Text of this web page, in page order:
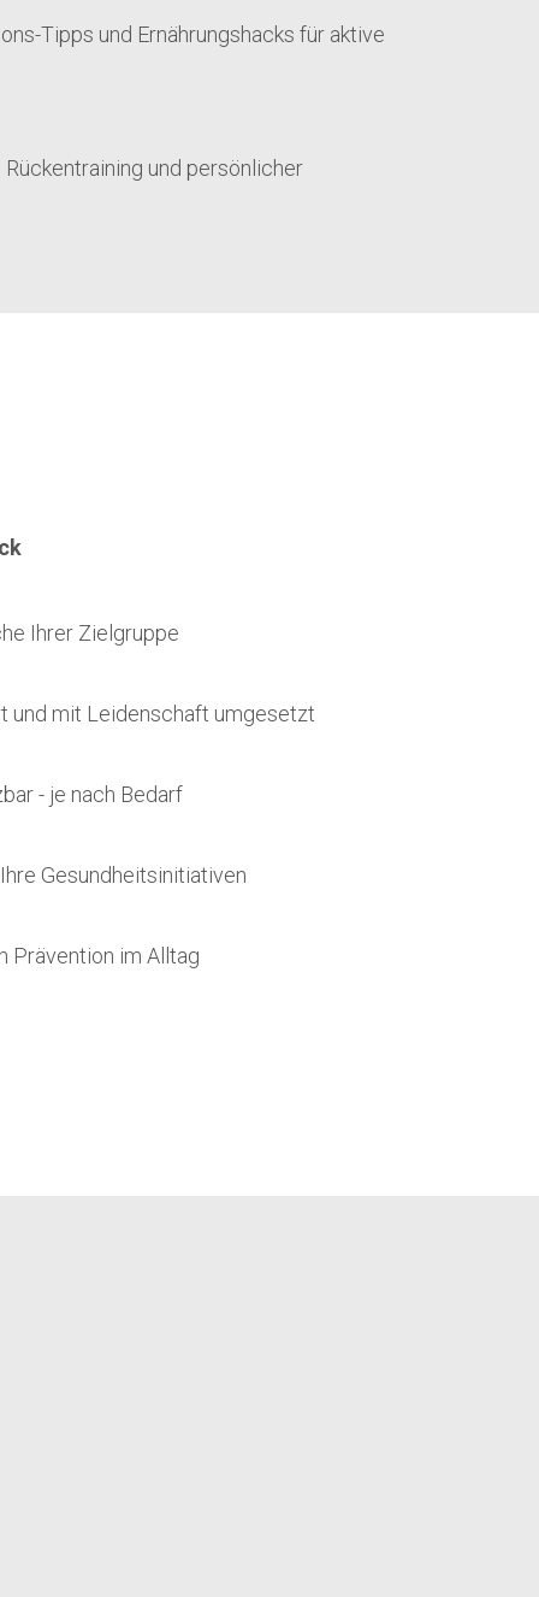
Tipps und Ernährungshacks für aktive
und persönlicher
Ihrer Zielgruppe
und mit Leidenschaft umgesetzt
- je nach Bedarf
Gesundheitsinitiativen
Prävention im Alltag